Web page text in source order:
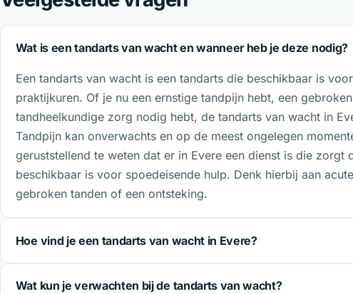
Wat is een tandarts van wacht en wanneer heb je deze nodig?
Een tandarts van wacht is een tandarts die beschikbaar is
praktijkuren. Of je nu een ernstige tandpijn hebt, een
tandheelkundige zorg nodig hebt, de tandarts van wacht in
Tandpijn kan onverwachts en op de meest ongelegen
geruststellend te weten dat er in Evere een dienst is die zorgt
beschikbaar is voor spoedeisende hulp. Denk hierbij aan
gebroken tanden of een ontsteking.
Hoe vind je een tandarts van wacht in Evere?
Wat kun je verwachten bij de tandarts van wacht?